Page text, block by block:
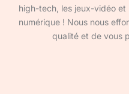
high-tech, les jeux-vidéo
numérique ! Nous nous
qualité et de vous